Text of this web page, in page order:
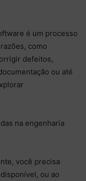
é um processo
como
defeitos,
ou até
na engenharia
você precisa
ou ao